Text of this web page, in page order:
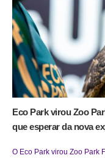
Eco Park virou Zoo
que esperar da nova
O Eco Park virou Zoo Park